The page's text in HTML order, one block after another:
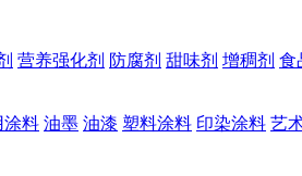
营养强化剂 防腐剂 甜味剂 增稠剂 食
涂料 油墨 油漆 塑料涂料 印染涂料 艺